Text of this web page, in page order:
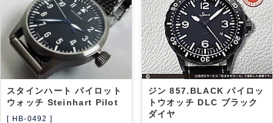
スタインハート パイロット
ウォッチ Steinhart Pilot
[ HB-0492 ]
ジン 857.BLACK パイロッ
トウオッチ DLC ブラック
ダイヤ